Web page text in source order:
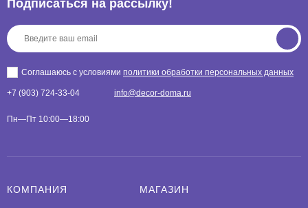
Подписаться на рассылкy!
Соглашаюсь с условиями политики обработки персональных данных
+7 (903) 724-33-04 info@decor-doma.ru
Пн—Пт 10:00—18:00
КОМПАНИЯ МАГАЗИН